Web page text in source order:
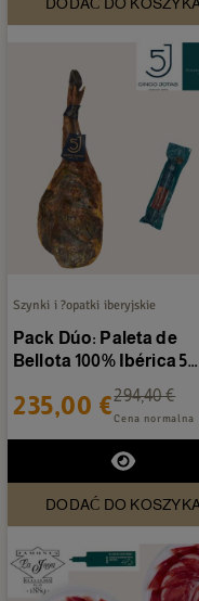
Szynki i ?opatki iberyjskie
Pack Dúo: Paleta de
Bellota 100% Ibérica 5
235,00 €294,40 €
Cena normalna
DODAĆ DO